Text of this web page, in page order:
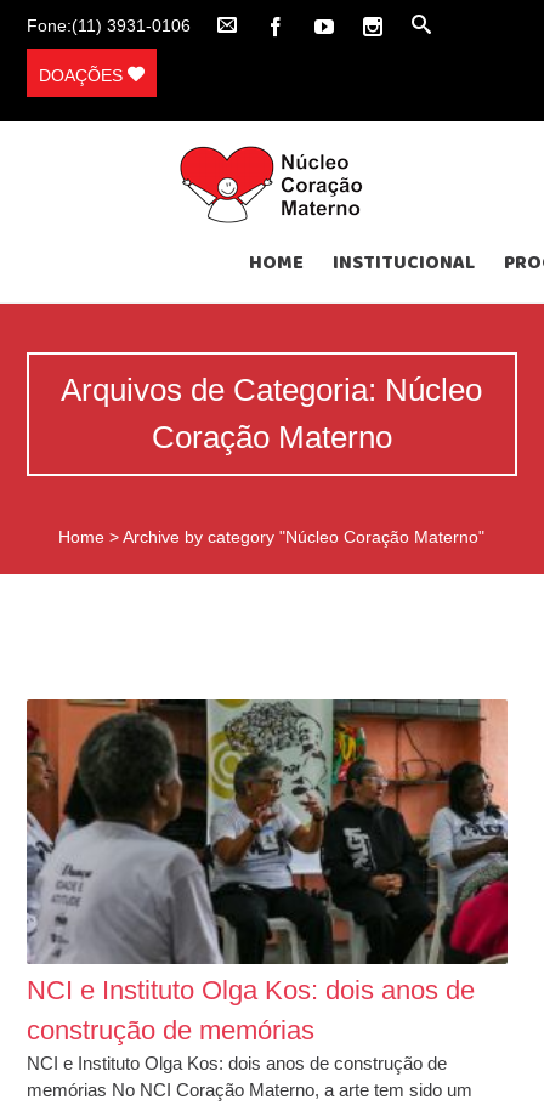
Fone:(11) 3931-0106
DOAÇÕES
HOME INSTITUCIONAL
Arquivos de Categoria: Núcleo
Coração Materno
Home >Archive by category "Núcleo Coração Materno"
NCI e Instituto Olga Kos: dois anos de
construção de memórias
NCI e Instituto Olga Kos: dois anos de construção de
memórias No NCI Coração Materno, a arte tem sido um